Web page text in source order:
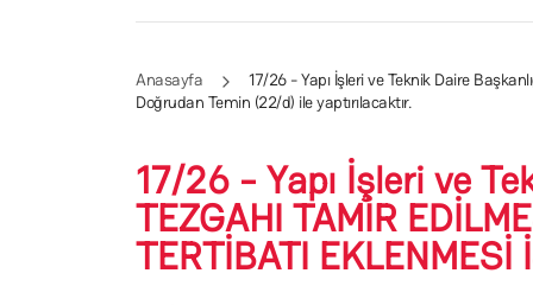
Anasayfa
17/26 - Yapı İşleri ve Teknik Daire
Doğrudan Temin (22/d) ile yaptırılacaktır.
17/26 - Yapı İşleri ve
TEZGAHI TAMİR
TERTİBATI